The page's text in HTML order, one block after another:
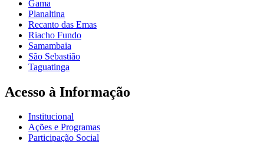
Gama
Planaltina
Recanto das Emas
Riacho Fundo
Samambaia
São Sebastião
Taguatinga
Acesso à Informação
Institucional
Ações e Programas
Participação Social